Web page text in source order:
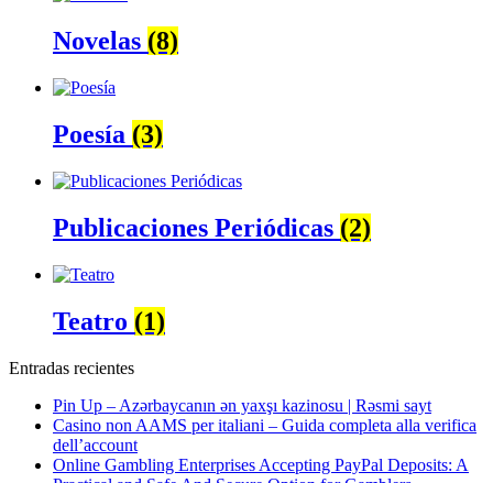
Novelas (8)
Poesía (3)
Publicaciones Periódicas (2)
Teatro (1)
Entradas recientes
Pin Up – Azərbaycanın ən yaxşı kazinosu | Rəsmi sayt
Casino non AAMS per italiani – Guida completa alla verifica
dell’account
Online Gambling Enterprises Accepting PayPal Deposits: A